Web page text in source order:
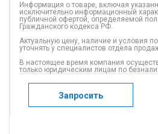
Информация о товаре, включая
исключительно информационный
публичной офертой, определяемой
Гражданского кодекса РФ.
Актуальную цену, наличие и условия
уточнять у специалистов отдела
В настоящее время компания
только юридическим лицам по
Запросить